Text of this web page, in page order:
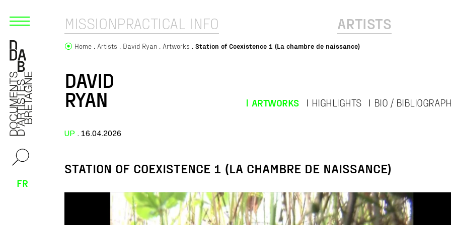
FR
MISSIONPRACTICAL INFO ARTISTS
Home Artists David Ryan Artworks Station of Coexistence 1 (La chambre de naissance)
DAVID
RYAN ARTWORKS HIGHLIGHTS BIO /
UP . 16.04.2026
STATION OF COEXISTENCE 1 (LA CHAMBRE DE NAISSANCE)